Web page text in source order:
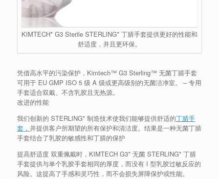
KIMTECH* G3 Sterile STERLING* 丁腈手套提供更好的性能和
舒适度，并且更环保。
凭借高水平的污染保护，Kimtech™ G3 Sterling™ 无菌丁腈手套
可用于 EU GMP ISO 5 级 A 级或更高级别的无菌洁净室。 – 专用
手套适合双戴、不含乳胶且无热源。
改进的性能
我们创新的 STERLING* 制造技术使我们能够提供舒适的丁腈手
套， 并提供客户所期望的所有保护和清洁度。 结果是一种无菌丁腈
手套结合了乳胶的敏感性和丁腈的保护
提高舒适度 双重佩戴时，KIMTECH G3* 无菌 STERLING* 丁腈
手套提供与单个乳胶手套相同的厚度，而没有 I 型乳胶过敏反应的
风险。 这提高了手感和灵巧性，而不会损失屏障保护或性能。